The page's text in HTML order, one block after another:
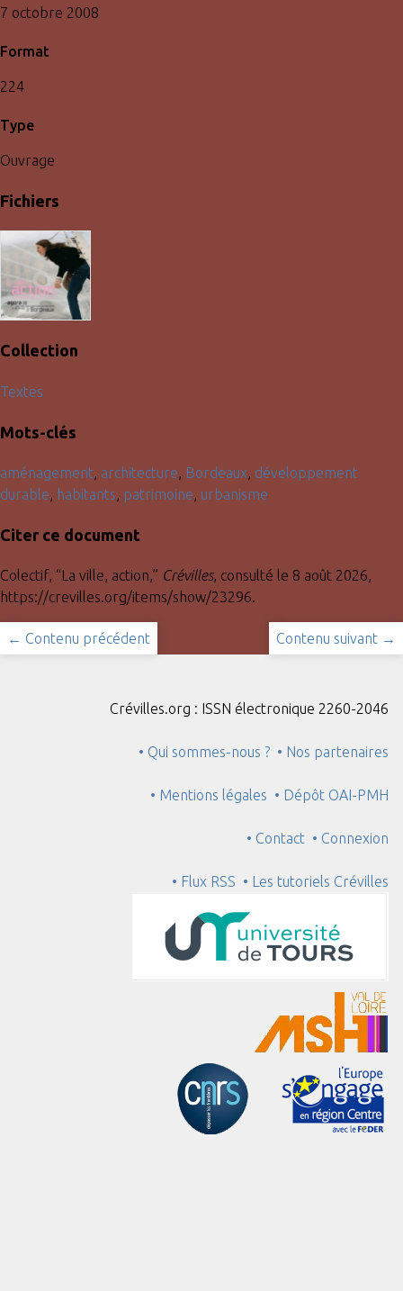
7 octobre 2008
Format
224
Type
Ouvrage
Fichiers
Collection
Textes
Mots-clés
aménagement, architecture, Bordeaux, développement
durable, habitants, patrimoine, urbanisme
Citer ce document
Colectif, “La ville, action,” Crévilles, consulté le 8 août 2026,
https://crevilles.org/items/show/23296.
← Contenu précédent Contenu suivant →
Crévilles.org : ISSN électronique 2260-2046
• Qui sommes-nous ? • Nos partenaires
• Mentions légales • Dépôt OAI-PMH
• Contact • Connexion
• Flux RSS • Les tutoriels Crévilles